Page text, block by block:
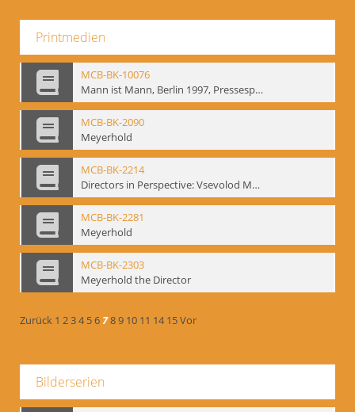
Printmedien
MCB-BK-10076
Mann ist Mann, Berlin 1997, Pressespiegel - interne Signatur: BM-prt-262-24
MCB-BK-2090
Meyerhold
MCB-BK-2214
Directors in Perspective: Vsevolod Meyerhold - interne Signatur BM-prt-6
MCB-BK-2281
Meyerhold
MCB-BK-2303
Meyerhold the Director
Zurück 1 234 56789 10 11 14 15Vor
Bilderserien